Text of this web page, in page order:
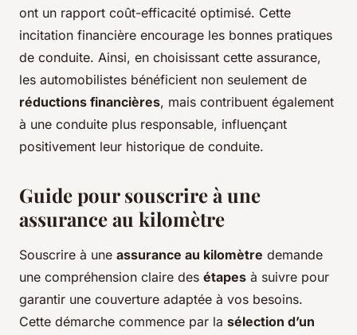
ont un rapport coût-efficacité optimisé. Cette
incitation financière encourage les bonnes pratiques
de conduite. Ainsi, en choisissant cette assurance,
les automobilistes bénéficient non seulement de
réductions financières, mais contribuent également
à une conduite plus responsable, influençant
positivement leur historique de conduite.
Guide pour souscrire à une
assurance au kilomètre
Souscrire à une assurance au kilomètre demande
une compréhension claire des étapes à suivre pour
garantir une couverture adaptée à vos besoins.
Cette démarche commence par la sélection d’un